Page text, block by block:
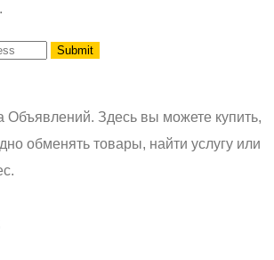
Объявлений. Здесь вы можете купить,
обменять товары, найти услугу или